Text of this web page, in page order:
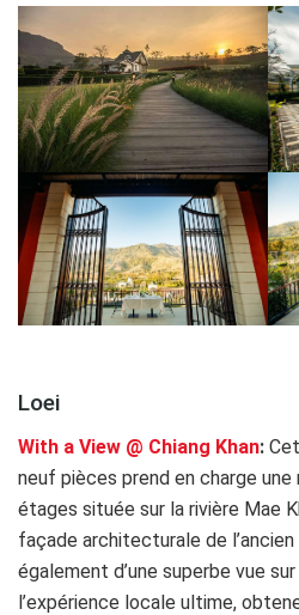
Loei
With a View @ Chiang Khan:
neuf pièces prend en charge une
étages située sur la rivière Mae
façade architecturale de
également d’une superbe vue
l’expérience locale ultime,